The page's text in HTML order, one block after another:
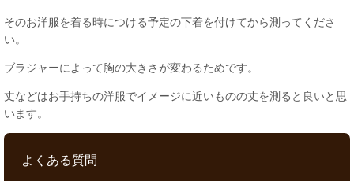
そのお洋服を着る時につける予定の下着を付けてから測ってくださ
い。
ブラジャーによって胸の大きさが変わるためです。
丈などはお手持ちの洋服でイメージに近いものの丈を測ると良いと思
います。
よくある質問